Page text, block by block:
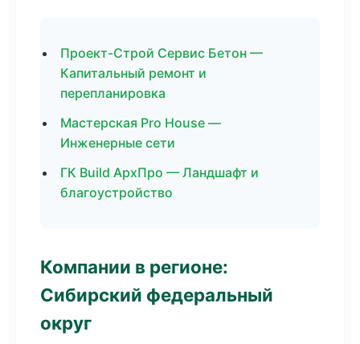
Проект-Строй Сервис Бетон —
Капитальный ремонт и
перепланировка
Мастерская Pro House —
Инженерные сети
ГК Build АрхПро — Ландшафт и
благоустройство
Компании в регионе:
Сибирский федеральный
округ